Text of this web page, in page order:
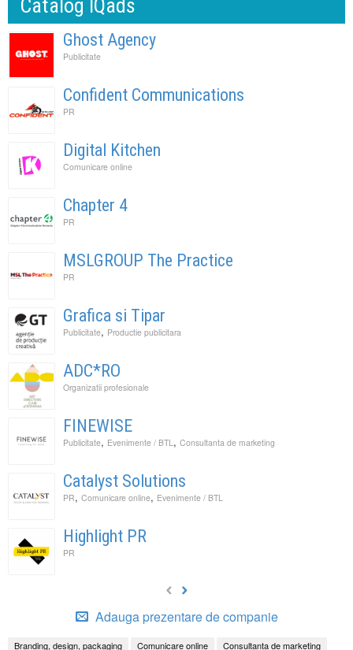
Catalog IQads
Ghost Agency
Publicitate
Confident Communications
PR
Digital Kitchen
Comunicare online
Chapter 4
PR
MSLGROUP The Practice
PR
Grafica si Tipar
Publicitate, Productie publicitara
ADC*RO
Organizatii profesionale
FINEWISE
Publicitate, Evenimente / BTL, Consultanta de marketing
Catalyst Solutions
PR, Comunicare online, Evenimente / BTL
Highlight PR
PR
Adauga prezentare de companie
Branding, design, packaging Comunicare online Consultanta de marketing